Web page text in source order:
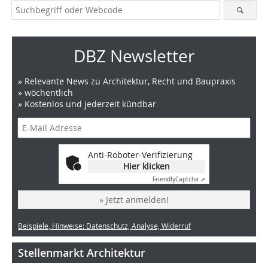
DBZ Newsletter
» Relevante News zu Architektur, Recht und Baupraxis
» wöchentlich
» Kostenlos und jederzeit kündbar
Anti-Roboter-Verifizierung
Hier klicken
FriendlyCaptcha ⇗
» Jetzt anmelden!
Beispiele, Hinweise: Datenschutz, Analyse, Widerruf
Stellenmarkt Architektur